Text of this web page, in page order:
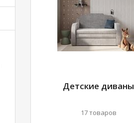
Детские диваны
17 товаров